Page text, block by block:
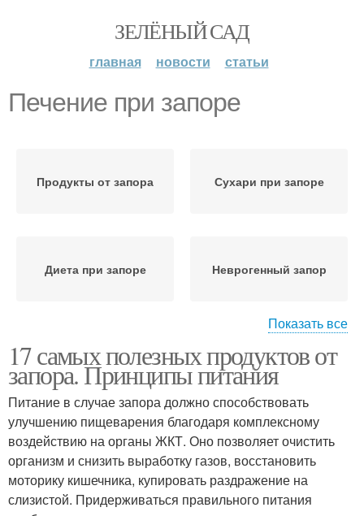
ЗЕЛЁНЫЙ САД
главная новости статьи
Печение при запоре
Продукты от запора Сухари при запоре
Диета при запоре Неврогенный запор
Диеты при запорах Вызывающие запоры
Питание при запорах
Показать все
17 самых полезных продуктов от
запора. Принципы питания
Питание в случае запора должно способствовать
улучшению пищеварения благодаря комплексному
воздействию на органы ЖКТ. Оно позволяет очистить
организм и снизить выработку газов, восстановить
моторику кишечника, купировать раздражение на
слизистой. Придерживаться правильного питания